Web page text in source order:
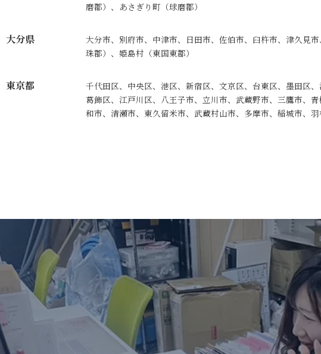
磨郡）、あさぎり町（球磨郡）
大分県
大分市、別府市、中津市、日田市、佐伯市、臼杵市、津久見
珠郡）、姫島村（東国東郡）
東京都
千代田区、中央区、港区、新宿区、文京区、台東区、墨田区
葛飾区、江戸川区、八王子市、立川市、武蔵野市、三鷹市、
和市、清瀬市、東久留米市、武蔵村山市、多摩市、稲城市、